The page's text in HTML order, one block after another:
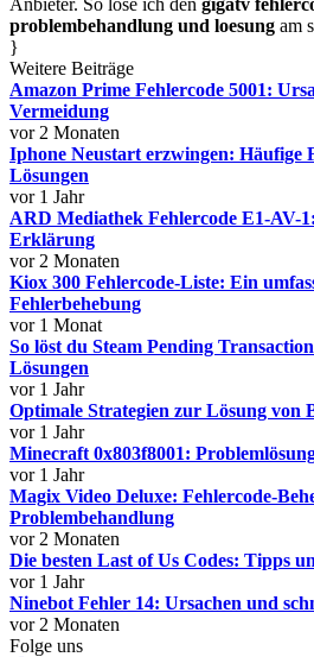
Anbieter. So löse ich den gigatv
problembehandlung und loesung am
}
Weitere Beiträge
Amazon Prime Fehlercode 5001:
Vermeidung
vor 2 Monaten
Iphone Neustart erzwingen: Häufige
Lösungen
vor 1 Jahr
ARD Mediathek Fehlercode E1-AV-
Erklärung
vor 2 Monaten
Kiox 300 Fehlercode-Liste: Ein
Fehlerbehebung
vor 1 Monat
So löst du Steam Pending
Lösungen
vor 1 Jahr
Optimale Strategien zur Lösung von
vor 1 Jahr
Minecraft 0x803f8001:
vor 1 Jahr
Magix Video Deluxe: Fehlercode-
Problembehandlung
vor 2 Monaten
Die besten Last of Us Codes: Tipps
vor 1 Jahr
Ninebot Fehler 14: Ursachen und
vor 2 Monaten
Folge uns